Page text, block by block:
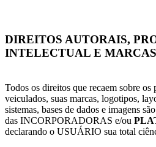
DIREITOS AUTORAIS,
INTELECTUAL E MARCAS
Todos os direitos que recaem sobre os
veiculados, suas marcas, logotipos,
sistemas, bases de dados e imagens
das INCORPORADORAS e/ou
declarando o USUÁRIO sua total